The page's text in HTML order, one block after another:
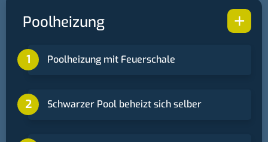
+
Poolheizung
Poolheizung mit Feuerschale
Schwarzer Pool beheizt sich selber